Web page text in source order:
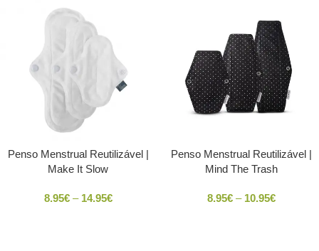
Penso Menstrual Reutilizável |
Make It Slow
8.95€ – 14.95€
Penso Menstrual Reutilizável |
Mind The Trash
8.95€ – 10.95€